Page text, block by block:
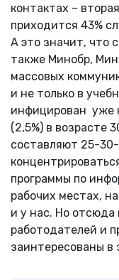
контактах –
приходится 43%
А это значит, что
также Минобр,
массовых
и не только в
инфицирован уже
(2,5%) в возрасте
составляют 25-
программы по
рабочих местах,
и у нас. Но отсюда
работодателей и
заинтересованы в